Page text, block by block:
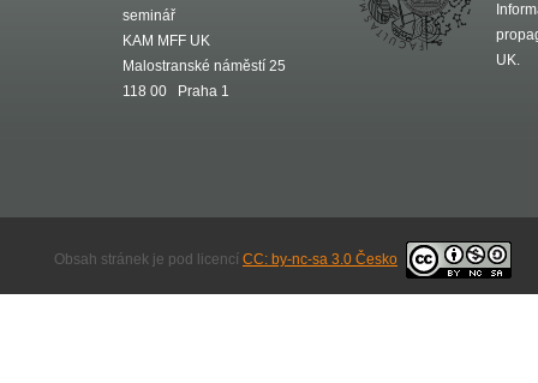
seminář
KAM MFF UK
Malostranské náměstí 25
118 00 Praha 1
UK.
Obsah stránek je pod licencí CC: by-nc-sa 3.0 Česko